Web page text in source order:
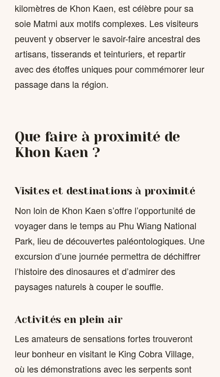
kilomètres de Khon Kaen, est célèbre pour sa
soie Matmi aux motifs complexes. Les visiteurs
peuvent y observer le savoir-faire ancestral des
artisans, tisserands et teinturiers, et repartir
avec des étoffes uniques pour commémorer leur
passage dans la région.
Que faire à proximité de
Khon Kaen ?
Visites et destinations à proximité
Non loin de Khon Kaen s’offre l’opportunité de
voyager dans le temps au Phu Wiang National
Park, lieu de découvertes paléontologiques. Une
excursion d’une journée permettra de déchiffrer
l’histoire des dinosaures et d’admirer des
paysages naturels à couper le souffle.
Activités en plein air
Les amateurs de sensations fortes trouveront
leur bonheur en visitant le King Cobra Village,
où les démonstrations avec les serpents sont